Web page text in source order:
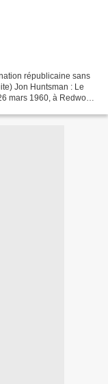
républicaine sans
Jon Huntsman : Le
mars 1960, à Redwood